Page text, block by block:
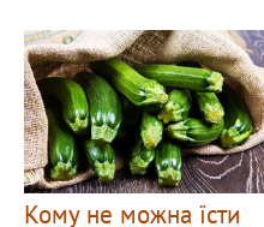
Кому не можна їсти